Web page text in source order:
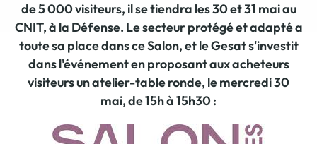
de 5 000 visiteurs, il se tiendra les 30 et 31 mai au
CNIT, à la Défense. Le secteur protégé et adapté a
toute sa place dans ce Salon, et le Gesat s'investit
dans l'événement en proposant aux acheteurs
visiteurs un atelier-table ronde, le mercredi 30
mai, de 15h à 15h30 :